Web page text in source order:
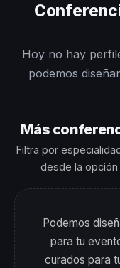
Hoy no hay
podemos
Más
Filtra por
desde la
Podemos
para tu
curados para